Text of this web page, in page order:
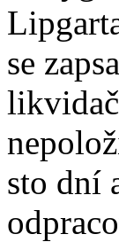
se
sto dní